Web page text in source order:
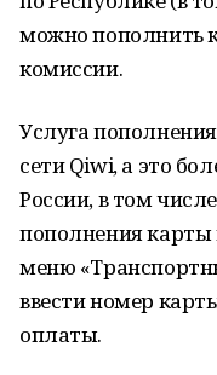
можно пополнить
комиссии.
Услуга
сети Qiwi, а это
России, в том
пополнения
меню
ввести номер
оплаты.